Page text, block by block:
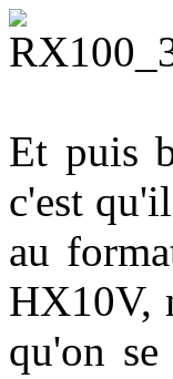
Et puis
c'est
au
HX10V,
qu'on